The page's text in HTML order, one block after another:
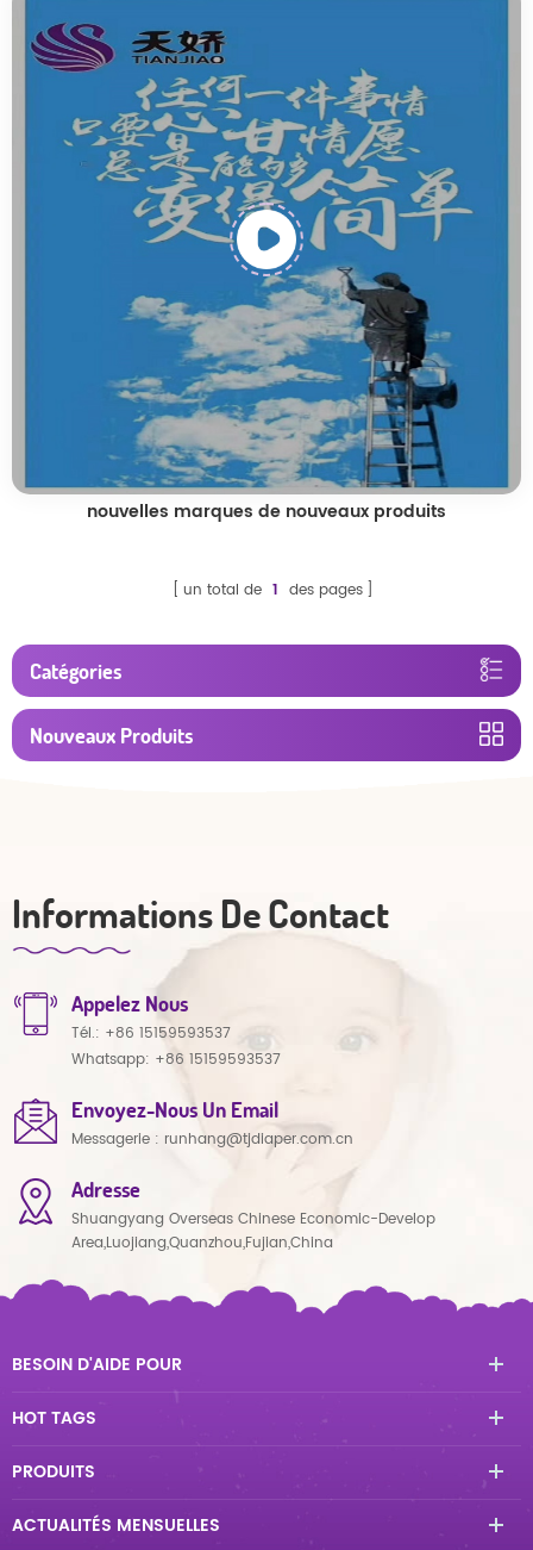
nouvelles marques de nouveaux produits
un total de 1 des pages
Catégories
Nouveaux Produits
Informations De Contact
Appelez Nous
Tél.: +86 15159593537
Whatsapp: +86 15159593537
Envoyez-Nous Un Email
Messagerie : runhang@tjdiaper.com.cn
Adresse
Shuangyang Overseas Chinese Economic-Develop
Area,Luojiang,Quanzhou,Fujian,China
BESOIN D'AIDE POUR
HOT TAGS
PRODUITS
ACTUALITÉS MENSUELLES